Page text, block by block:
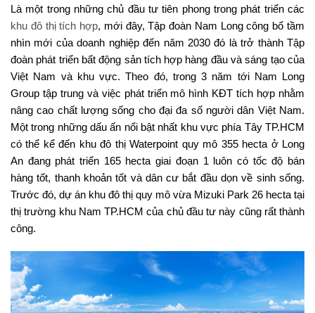
Là một trong những chủ đầu tư tiên phong trong phát triển các
khu đô thị tích hợp, mới đây, Tập đoàn Nam Long công bố tầm
nhìn mới của doanh nghiệp đến năm 2030 đó là trở thành Tập
đoàn phát triển bất động sản tích hợp hàng đầu và sáng tạo của
Việt Nam và khu vực. Theo đó, trong 3 năm tới Nam Long
Group tập trung và việc phát triển mô hình KĐT tích hợp nhằm
nâng cao chất lượng sống cho đại đa số người dân Việt Nam.
Một trong những dấu ấn nổi bật nhất khu vực phía Tây TP.HCM
có thể kể đến khu đô thị Waterpoint quy mô 355 hecta ở Long
An đang phát triển 165 hecta giai đoạn 1 luôn có tốc độ bán
hàng tốt, thanh khoản tốt và dân cư bắt đầu dọn về sinh sống.
Trước đó, dự án khu đô thị quy mô vừa Mizuki Park 26 hecta tại
thị trường khu Nam TP.HCM của chủ đầu tư này cũng rất thành
công.